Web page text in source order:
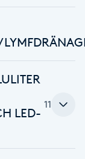
LED-
11